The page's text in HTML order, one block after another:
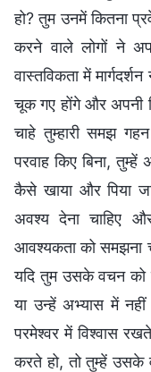
हो? तुम उनमें कितना
करने वाले लोगों ने
वास्तविकता में
चूक गए होंगे और अपनी
चाहे तुम्हारी समझ
परवाह किए बिना, तुम्हें
कैसे खाया और पिया
अवश्य देना चाहिए
आवश्यकता को समझना
यदि तुम उसके वचन को
या उन्हें अभ्यास में
परमेश्वर में विश्वास
करते हो, तो तुम्हें उसके